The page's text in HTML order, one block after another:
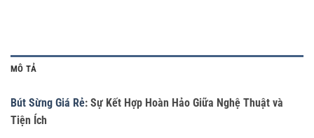
MÔ TẢ
Bút Sừng Giá Rẻ: Sự Kết Hợp Hoàn Hảo Giữa Nghệ Thuật và
Tiện Ích